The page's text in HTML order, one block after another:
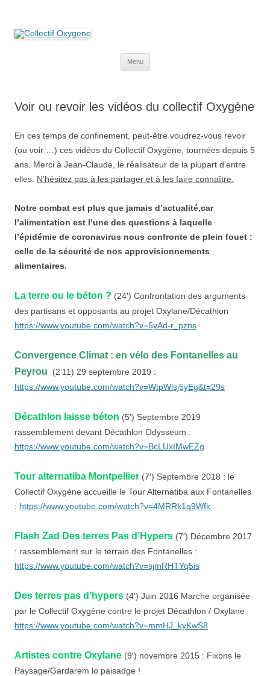
Menu
Voir ou revoir les vidéos du collectif Oxygène
En ces temps de confinement, peut-être voudrez-vous revoir
(ou voir …) ces vidéos du Collectif Oxygène, tournées depuis 5
ans. Merci à Jean-Claude, le réalisateur de la plupart d’entre
elles. N’hésitez pas à les partager et à les faire connaître.
Notre combat est plus que jamais d’actualité,car
l’alimentation est l’une des questions à laquelle
l’épidémie de coronavirus nous confronte de plein fouet :
celle de la sécurité de nos approvisionnements
alimentaires.
La terre ou l e béton ? (24′) Confrontation des arguments
des partisans et opposants au projet Oxylane/Décathlon
https://www.youtube.com/watch?v=5yAd-r_pzns
Convergence Climat : en vélo des Fontanelles au
Peyrou (2’11) 29 septembre 2019 :
https://www.youtube.com/watch?v=WtpWlsj5yEg&t=29s
Décathlon laisse béton (5′) Septembre 2019
rassemblement devant Décathlon Odysseum :
https://www.youtube.com/watch?v=BcLUxIMwEZg
Tour alternatiba Montpellier (7′) Septembre 2018 : le
Collectif Oxygène accueille le Tour Alternatiba aux Fontanelles
: https://www.youtube.com/watch?v=4MRRk1q9Wfk
Flash Zad Des terres Pas d’Hypers (7′) Décembre 2017
: rassemblement sur le terrain des Fontanelles :
https://www.youtube.com/watch?v=sjmRHTYq5is
Des terres pas d’hypers (4′) Juin 2016 Marche organisée
par le Collectif Oxygène contre le projet Décathlon / Oxylane
https://www.youtube.com/watch?v=mmHJ_kyKwS8
Artistes contre Oxylane (9′) novembre 2015 : Fixons le
Paysage/Gardarem lo paisadge !